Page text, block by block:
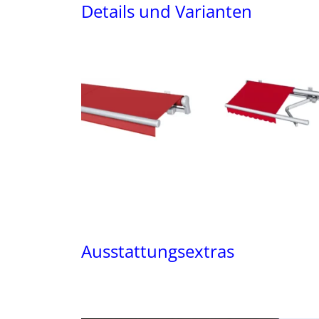
Details und Varianten
Ausstattungsextras